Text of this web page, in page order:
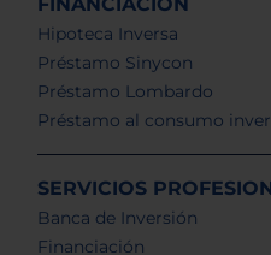
Hipoteca Inversa
Préstamo Sinycon
Préstamo Lombardo
Préstamo al consumo
SERVICIOS
Banca de Inversión
Financiación